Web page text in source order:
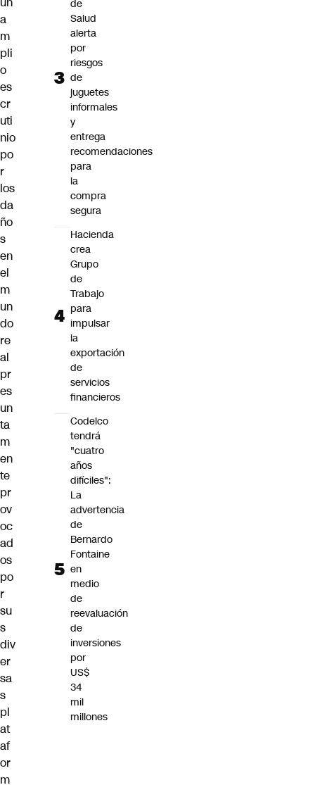
a
m
pli
o
es
cr
uti
nio
po
r
los
da
ño
s
en
el
m
un
do
re
al
pr
es
un
ta
m
en
te
pr
ov
oc
ad
os
po
r
su
s
div
er
sa
s
pl
at
af
or
m
de
Salud
alerta
por
riesgos
de
juguetes
informales
y
entrega
recomendaciones
para
la
compra
segura
Hacienda
crea
Grupo
de
Trabajo
para
impulsar
la
exportación
de
servicios
financieros
Codelco
tendrá
"cuatro
años
difíciles":
La
advertencia
de
Bernardo
Fontaine
en
medio
de
reevaluación
de
inversiones
por
US$
34
mil
millones